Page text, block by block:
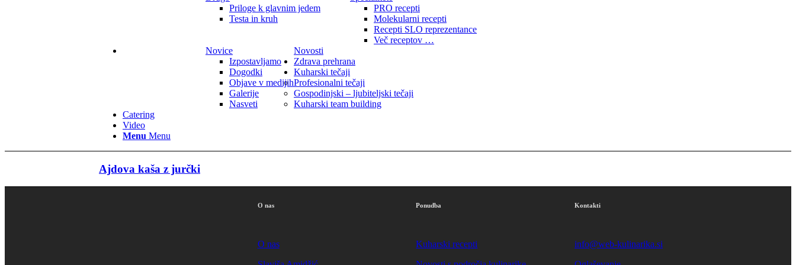
Priloge k glavnim jedem
Testa in kruh
PRO recepti
Molekularni recepti
Recepti SLO reprezentance
Več receptov …
Novosti
Novice
Izpostavljamo
Dogodki
Objave v medijih
Galerije
Nasveti
Zdrava prehrana
Kuharski tečaji
Profesionalni tečaji
Gospodinjski – ljubiteljski tečaji
Kuharski team building
Catering
Video
Menu Menu
Ajdova kaša z jurčki
O nas
O nas
Ponudba
Kuharski recepti
Kontakti
info@web-kulinarika.si